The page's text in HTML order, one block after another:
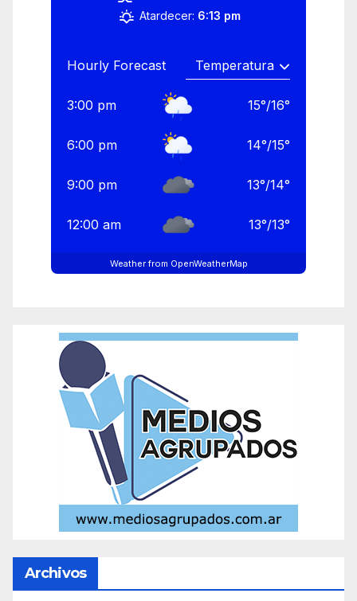
Atardecer: 6:13 pm
Hourly Forecast
3:00 pm 15°/16°
6:00 pm 14°/15°
9:00 pm 13°/14°
12:00 am 13°/13°
Weather from OpenWeatherMap
Archivos